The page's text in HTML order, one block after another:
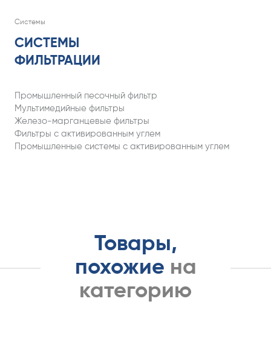
Системы
СИСТЕМЫ
ФИЛЬТРАЦИИ
Промышленный песочный фильтр
Мультимедийные фильтры
Железо-марганцевые фильтры
Фильтры с активированным углем
Промышленные системы с активированным углем
Товары,
похожие на
категорию